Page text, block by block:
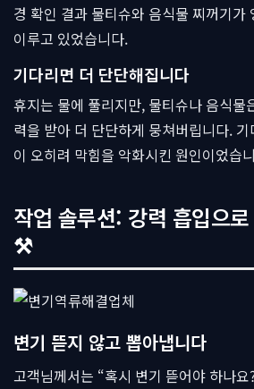
경 확인 결과 물티슈와 음식물 찌꺼기가
이루고 있었습니다.
기다리면 더 단단해집니다
휴지는 물에 풀리지만, 물티슈나 음식물
력을 받아 더 단단하게 뭉쳐버립니다.
이 오히려 막힘을 악화시킨 원인이었습
작업 솔루션: 강력 흡입으
⚒
변기 뜯지 않고 뽑아냅니다
고객님께서는 “혹시 변기 뜯어야 하나